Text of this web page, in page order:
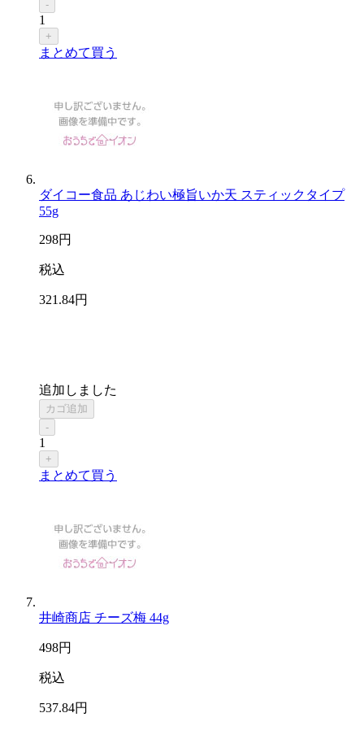
-
1
+
まとめて買う
ダイコー食品 あじわい極旨いか天 スティックタイプ
55g
298円
税込
321 .84円
追加しました
カゴ追加
-
1
+
まとめて買う
井崎商店 チーズ梅 44g
498円
税込
537.84円